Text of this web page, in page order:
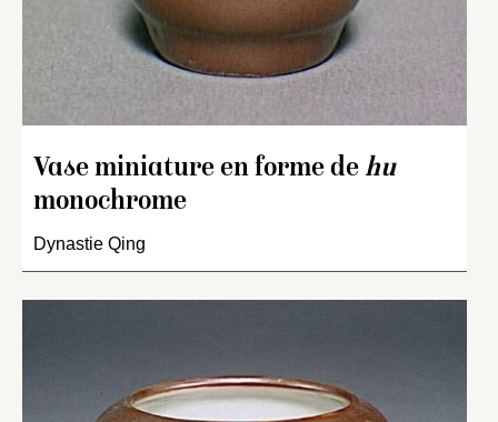
Vase miniature en forme de hu
monochrome
Dynastie Qing